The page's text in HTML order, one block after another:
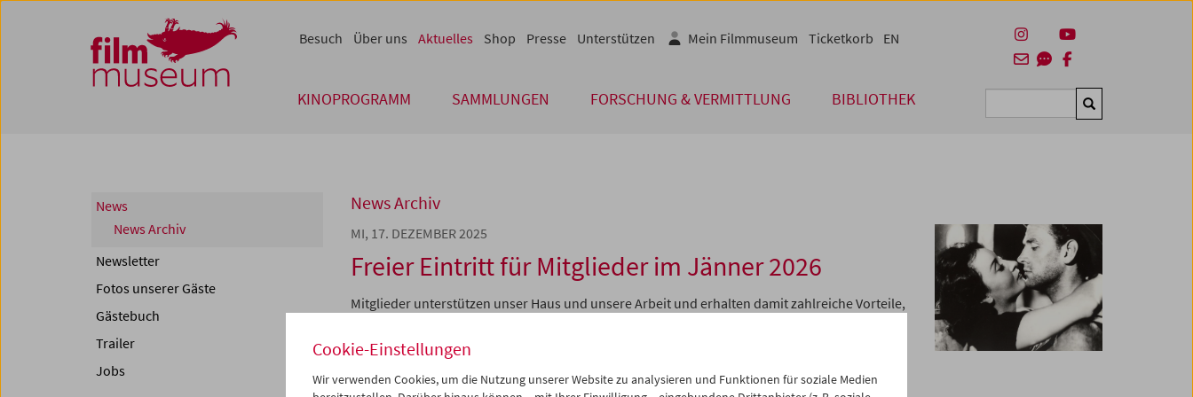
Zum Inhalt
Zum Hauptmenü
Zur Servicenavigation
Zum Suche
KINOPROGRAMM SAMMLUNGEN FORSCHUNG & VERMITTLUNG BIBLIOTHEK Suchen
Besuch Über uns Aktuelles Shop Presse Unterstützen Mein Filmmuseum Ticketkorb EN
News Archiv
MI, 17. DEZEMBER 2025
Freier Eintritt für Mitglieder im Jänner 2026
Mitglieder unterstützen unser Haus und unsere Arbeit und erhalten damit zahlreiche Vorteile,
LUCHINO VISCONTI
Siamo donne (Wir Frauen)1953, Luchino Visconti, Luigi Zampa, Roberto Rossellini u.a.) am
News
News Archiv
Newsletter
Fotos unserer Gäste
Gästebuch
Trailer
Jobs
Cookie-Einstellungen
Wir verwenden Cookies, um die Nutzung unserer Website zu analysieren und Funktionen für soziale Medien